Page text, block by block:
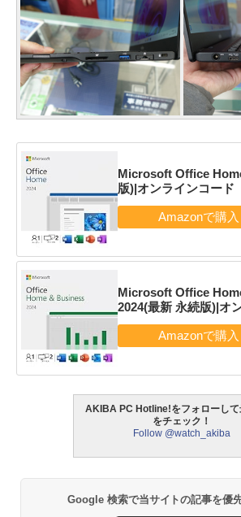
Microsoft Office
版)|オンラインコード
Microsoft Office
2024(最新 永続版)|オ
AKIBA PC Hotline!をフォローして
をチェック！
Follow @watch_akiba
Google 検索で当サイトの記事を優